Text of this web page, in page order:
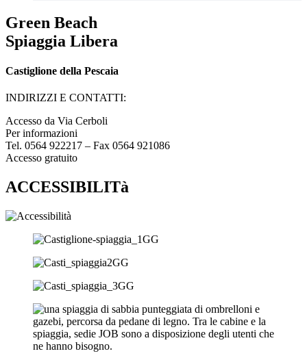
Green Beach
Spiaggia Libera
Castiglione della Pescaia
INDIRIZZI E CONTATTI:​
Accesso da Via Cerboli
Per informazioni
Tel. 0564 922217 – Fax 0564 921086
Accesso gratuito
ACCESSIBILITà